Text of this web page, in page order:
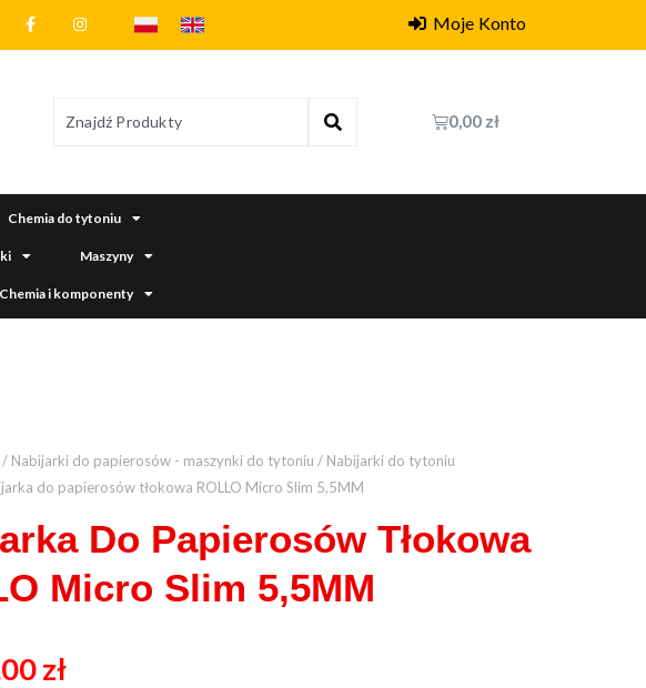
Moje Konto
0,00 zł
Chemia do tytoniu
Maszyny
Chemia i komponenty
/ Nabijarki do papierosów - maszynki do tytoniu / Nabijarki do tytoniu
do papierosów tłokowa ROLLO Micro Slim 5,5MM
Do Papierosów Tłokowa
Micro Slim 5,5MM
zł